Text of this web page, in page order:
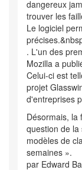
dangereux
trouver les
Le logiciel
. L'un des
Mozilla a
Celui-ci est
projet
d'entreprises
Désormais, la
question de
modèles de
semaines ».
par Edward